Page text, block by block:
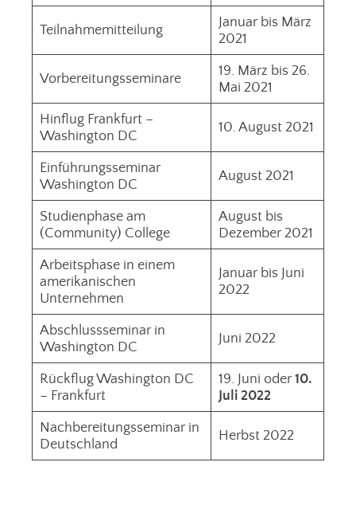
Teilnahmemitteilung
Januar bis März
2021
Vorbereitungsseminare
19. März bis 26.
Mai 2021
Hinflug Frankfurt –
Washington DC
10. August 2021
Einführungsseminar
Washington DC
August 2021
Studienphase am
(Community) College
August bis
Dezember 2021
Arbeitsphase in einem
amerikanischen
Unternehmen
Januar bis Juni
2022
Abschlussseminar in
Washington DC
Juni 2022
Rückflug Washington DC
– Frankfurt
19. Juni oder10.
Juli 2022
Nachbereitungsseminar in
Deutschland
Herbst 2022